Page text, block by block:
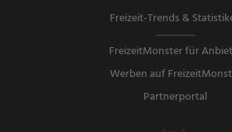
Freizeit-Trends &
FreizeitMonster für
Werben auf
Partnerportal